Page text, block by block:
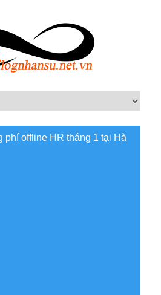
phí offline HR tháng 1 tại Hà